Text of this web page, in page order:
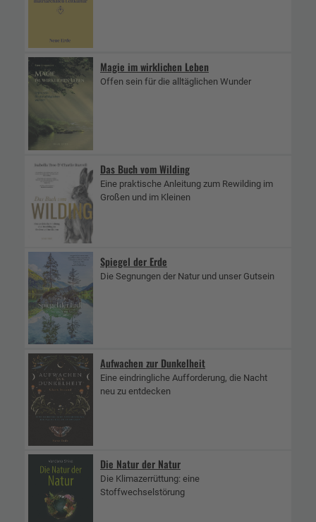
Magie im wirklichen Leben
Offen sein für die alltäglichen Wunder
Das Buch vom Wilding
Eine praktische Anleitung zum Rewilding im
Großen und im Kleinen
Spiegel der Erde
Die Segnungen der Natur und unser Gutsein
Aufwachen zur Dunkelheit
Eine eindringliche Aufforderung, die Nacht
neu zu entdecken
Die Natur der Natur
Die Klimazerrüttung: eine
Stoffwechselstörung